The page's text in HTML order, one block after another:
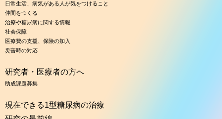
日常生活、病気がある人が気をつけること
仲間をつくる
治療や糖尿病に関する情報
社会保障
医療費の支援、保険の加入
災害時の対応
研究者・医療者の方へ
助成課題募集
現在できる1型糖尿病の治療